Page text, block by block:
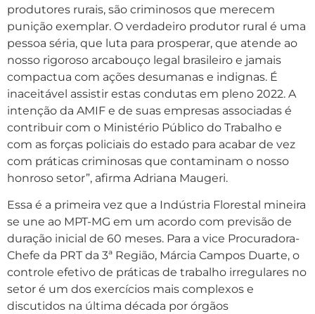
produtores rurais, são criminosos que merecem
punição exemplar. O verdadeiro produtor rural é uma
pessoa séria, que luta para prosperar, que atende ao
nosso rigoroso arcabouço legal brasileiro e jamais
compactua com ações desumanas e indignas. É
inaceitável assistir estas condutas em pleno 2022. A
intenção da AMIF e de suas empresas associadas é
contribuir com o Ministério Público do Trabalho e
com as forças policiais do estado para acabar de vez
com práticas criminosas que contaminam o nosso
honroso setor”, afirma Adriana Maugeri.
Essa é a primeira vez que a Indústria Florestal mineira
se une ao MPT-MG em um acordo com previsão de
duração inicial de 60 meses. Para a vice Procuradora-
Chefe da PRT da 3ª Região, Márcia Campos Duarte, o
controle efetivo de práticas de trabalho irregulares no
setor é um dos exercícios mais complexos e
discutidos na última década por órgãos